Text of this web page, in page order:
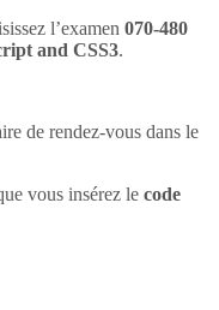
l’examen 070-480
and CSS3.
de rendez-vous dans le
vous insérez le code